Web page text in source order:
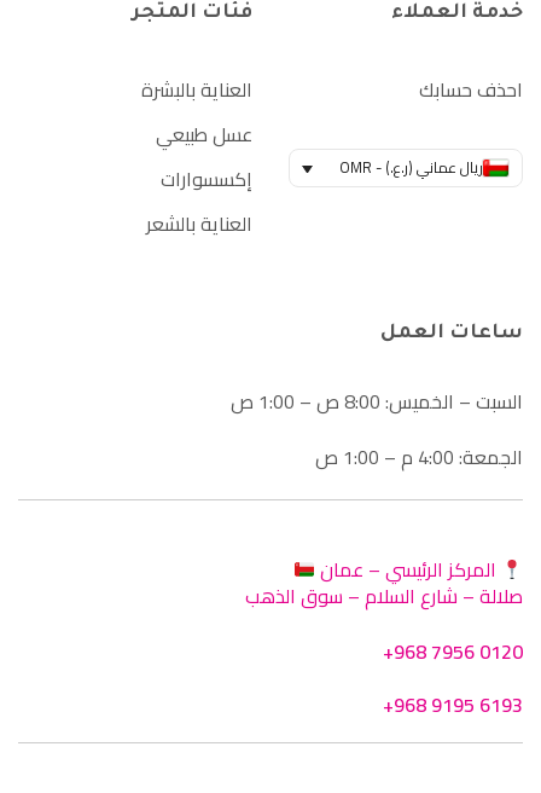
خدمة العملاء
احذف حسابك
ريال عماني (ر.ع.) - OMR
فئات المتجر
العناية بالبشرة
عسل طبيعي
إكسسوارات
العناية بالشعر
ساعات العمل
السبت – الخميس: 8:00 ص – 1:00 ص
الجمعة: 4:00 م – 1:00 ص
المركز الرئيسي – عمان
صلالة – شارع السلام – سوق الذهب
+968 7956 0120
+968 9195 6193